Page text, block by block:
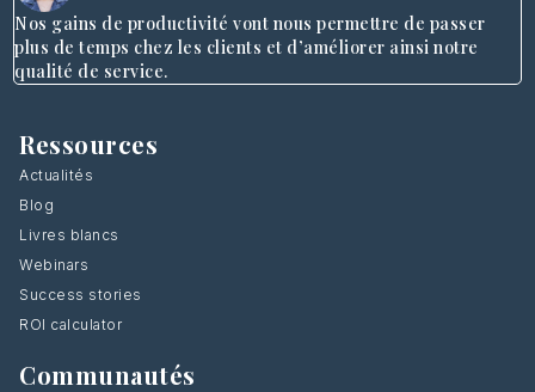
Nos gains de productivité vont nous permettre de passer
plus de temps chez les clients et d’améliorer ainsi notre
qualité de service.
Ressources
Actualités
Blog
Livres blancs
Webinars
Success stories
ROI calculator
Communautés